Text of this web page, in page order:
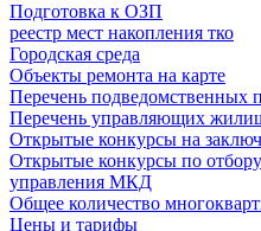
Подготовка к ОЗП
реестр мест накопления тко
Городская среда
Объекты ремонта на карте
Перечень подведомственных
Перечень управляющих
Открытые конкурсы на
Открытые конкурсы по
управления МКД
Общее количество
Цены и тарифы